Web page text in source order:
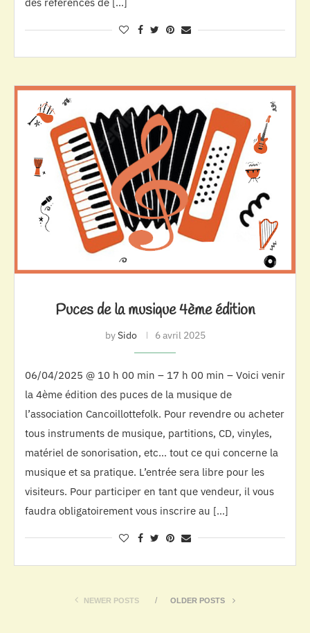
Puces de la musique 4ème édition
bySido 6 avril 2025
06/04/2025 @ 10 h 00 min – 17 h 00 min – Voici venir
la 4ème édition des puces de la musique de
l’association Cancoillottefolk. Pour revendre ou acheter
tous instruments de musique, partitions, CD, vinyles,
matériel de sonorisation, etc… tout ce qui concerne la
musique et sa pratique. L’entrée sera libre pour les
visiteurs. Pour participer en tant que vendeur, il vous
faudra obligatoirement vous inscrire au […]
NEWER POSTS OLDER POSTS